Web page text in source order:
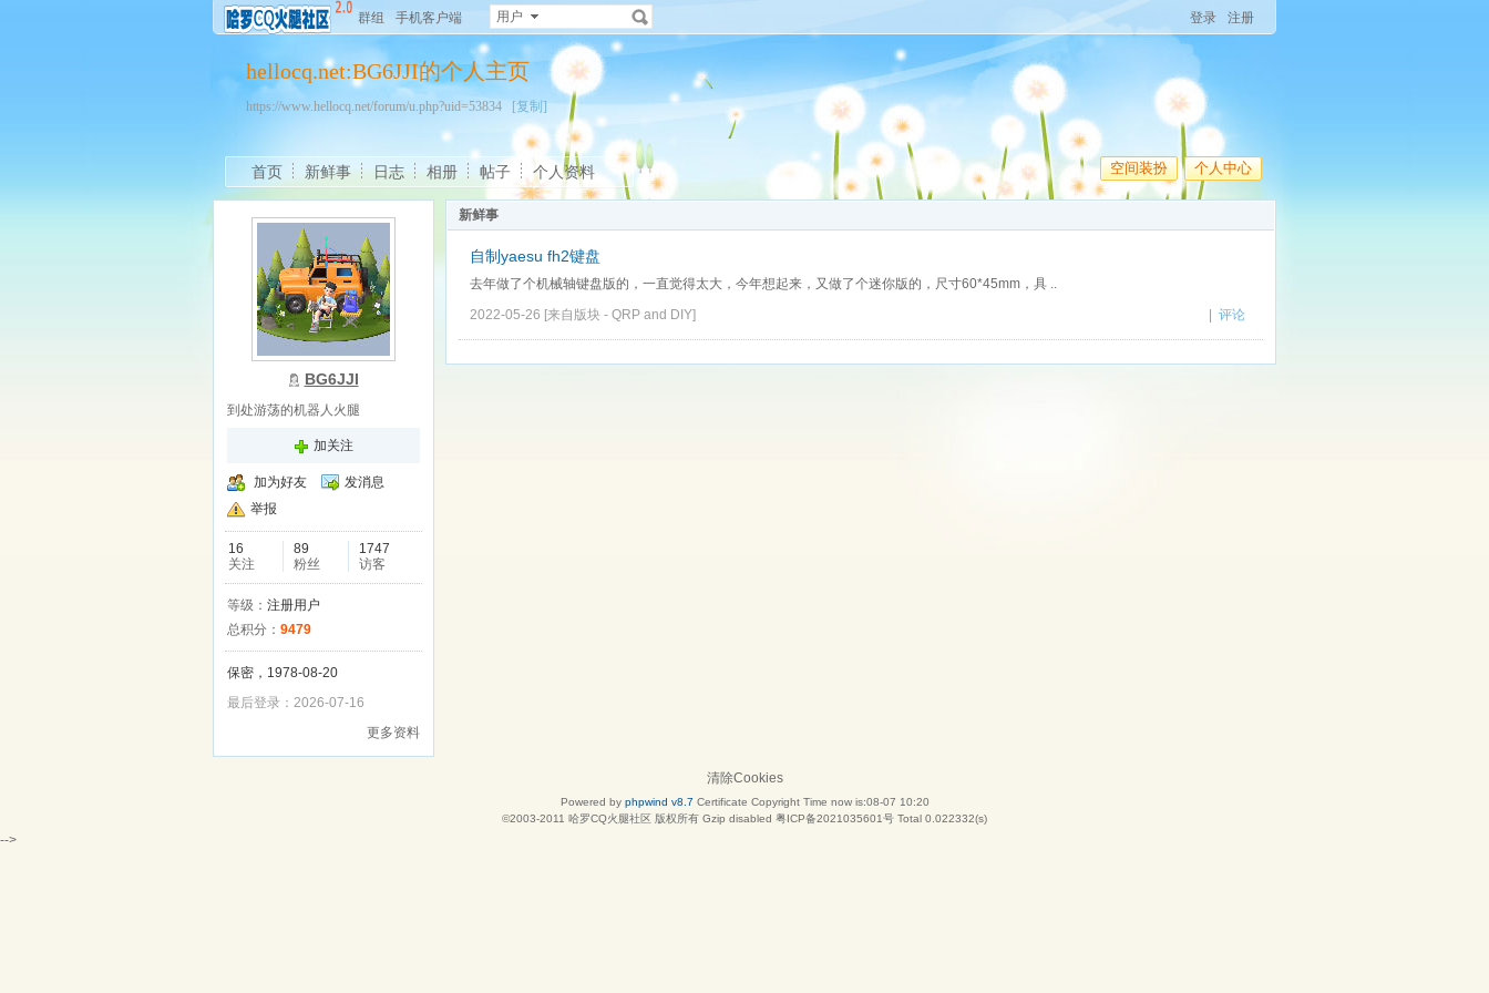
群组 手机客户端 用户 登录 注册
hellocq.net:BG6JJI的个人主页
https://www.hellocq.net/forum/u.php?uid=53834 [复制]
空间装扮 个人中心
首页 新鲜事 日志 相册 帖子 个人资料
BG6JJI
到处游荡的机器人火腿
加关注
加为好友
发消息
举报
16
关注
89
粉丝
1747
访客
等级： 注册用户
总积分： 9479
保密，1978-08-20
最后登录：2026-07-16
更多资料
新鲜事
自制yaesu fh2键盘
去年做了个机械轴键盘版的，一直觉得太大，今年想起来，又做了个迷你版的，尺寸60*45mm，具 ..
评论
2022-05-26 [来自版块 - QRP and DIY]
清除Cookies
Powered by phpwind v8.7 Certificate Copyright Time now is:08-07 10:20
©2003-2011 哈罗CQ火腿社区 版权所有 Gzip disabled 粤ICP备2021035601号 Total 0.022332(s)
-->